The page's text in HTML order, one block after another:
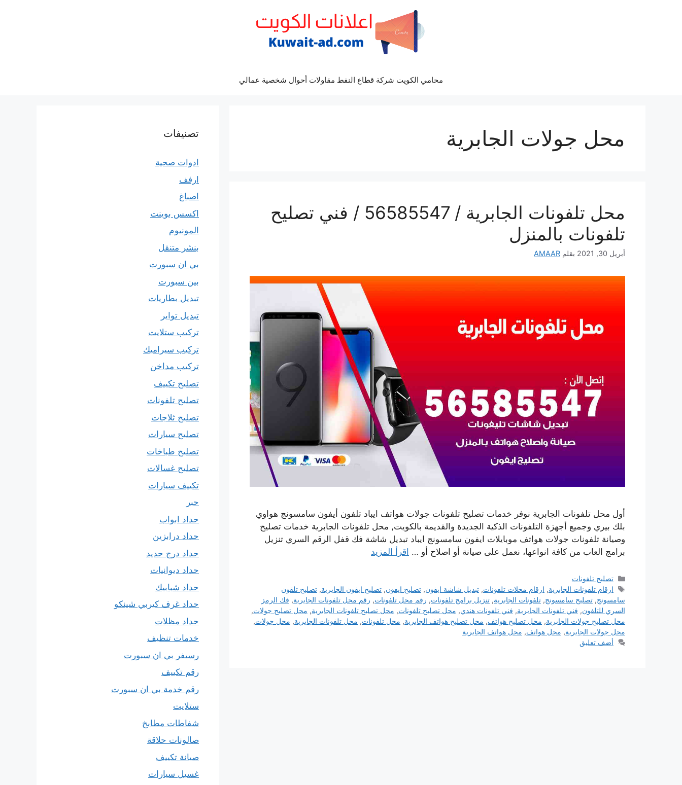
محامي الكويت شركة قطاع النفط مقاولات أحوال شخصية عمالي
محل جولات الجابرية
محل تلفونات الجابرية / 56585547 / فني تصليح
تلفونات بالمنزل
أبريل 30, 2021 بقلم AMAAR
أول محل تلفونات الجابرية نوفر خدمات تصليح تلفونات جولات هواتف ايباد تلفون أيفون سامسونج هواوي
بلك بيري وجميع أجهزة التلفونات الذكية الجديدة والقديمة بالكويت, محل تلفونات الجابرية خدمات تصليح
وصيانة تلفونات جولات هواتف موبايلات ايفون سامسونج ايباد تبديل شاشة فك قفل الرقم السري تنزيل
برامج العاب من كافة انواعها، نعمل على صيانة أو اصلاح أو … اقرأ المزيد
التصنيفات
تصليح تلفونات
الوسوم
ارقام تلفونات الجابرية, ارقام محلات تلفونات,تبديل شاشة ايفون,تصليح ايفون,تصليح ايفون الجابرية,تصليح تلفون
سامسونج, تصليح سامسونج, تلفونات الجابرية, تنزيل برامج تلفونات, رقم محل تلفونات, رقم محل تلفونات الجابرية, فك الرمز
السري للتلفون, فني تلفونات الجابرية, فني تلفونات هندي, محل تصليح تلفونات, محل تصليح تلفونات الجابرية, محل تصليح جولات,
محل تصليح جولات الجابرية, محل تصليح هواتف, محل تصليح هواتف الجابرية, محل تلفونات, محل تلفونات الجابرية, محل جولات,
محل جولات الجابرية, محل هواتف, محل هواتف الجابرية
أضف تعليق
تصنيفات
ادوات صحية
ارفف
اصباغ
اكسس بوينت
المونيوم
بنشر متنقل
بي ان سبورت
بين سبورت
تبديل بطاريات
تبديل تواير
تركيب ستلايت
تركيب سيراميك
تركيب مداخن
تصليح تكييف
تصليح تلفونات
تصليح ثلاجات
تصليح سيارات
تصليح طباخات
تصليح غسالات
تكييف سيارات
حبر
حداد ابواب
حداد درابزين
حداد درج حديد
حداد ديوانيات
حداد شبابيك
حداد غرف كيربي شينكو
حداد مظلات
خدمات تنظيف
رسيفر بي ان سبورت
رقم تكييف
رقم خدمة بي ان سبورت
ستلايت
شفاطات مطابخ
صالونات حلاقة
صيانة تكييف
غسيل سيارات